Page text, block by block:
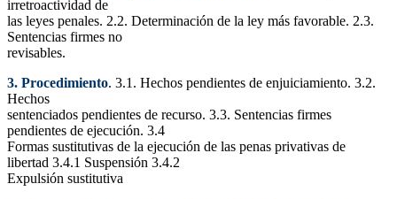
irretroactividad de
las leyes penales. 2.2. Determinación de la ley más favorable. 2.3.
Sentencias firmes no
revisables.
3. Procedimiento. 3.1. Hechos pendientes de enjuiciamiento. 3.2.
Hechos
sentenciados pendientes de recurso. 3.3. Sentencias firmes
pendientes de ejecución. 3.4
Formas sustitutivas de la ejecución de las penas privativas de
libertad 3.4.1 Suspensión 3.4.2
Expulsión sustitutiva